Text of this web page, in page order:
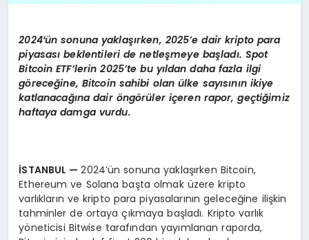
2024′ün sonuna yaklaşırken, 2025’e dair kripto para
piyasası beklentileri de netleşmeye başladı. Spot
Bitcoin ETF’lerin 2025’te bu yıldan daha fazla ilgi
göreceğine, Bitcoin sahibi olan ülke sayısının ikiye
katlanacağına dair öngörüler içeren rapor, geçtiğimiz
haftaya damga vurdu.
İSTANBUL —2024’ün sonuna yaklaşırken Bitcoin,
Ethereum ve Solana başta olmak üzere kripto
varlıkların ve kripto para piyasalarının geleceğine ilişkin
tahminler de ortaya çıkmaya başladı. Kripto varlık
yöneticisi Bitwise tarafından yayımlanan raporda,